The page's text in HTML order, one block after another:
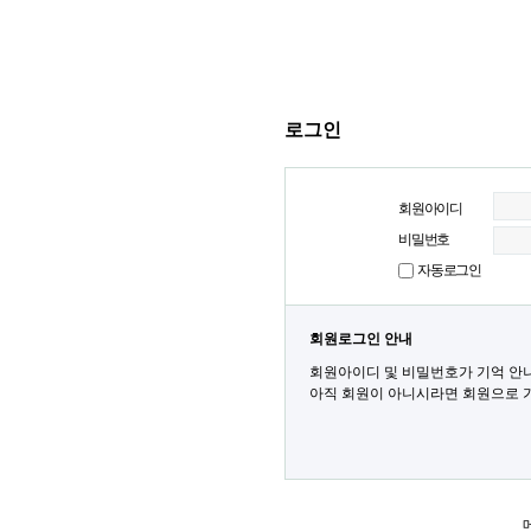
로그인
회원아이디
비밀번호
자동로그인
회원로그인 안내
회원아이디 및 비밀번호가 기억 안
아직 회원이 아니시라면 회원으로